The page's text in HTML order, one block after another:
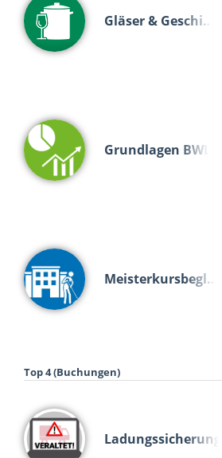
Gläser & Geschi…
Grundlagen BWL
Meisterkursbegl…
Top 4 (Buchungen)
Ladungssicherung